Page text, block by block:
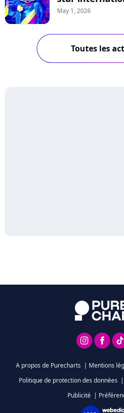
May 1, 2026
Toutes les
A propos de Purecharts | Mentions
Politique de protection des données |
Publicité |